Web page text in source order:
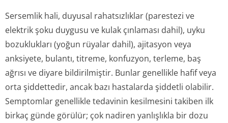
Sersemlik hali, duyusal rahatsızlıklar (parestezi ve
elektrik şoku duygusu ve kulak çınlaması dahil), uyku
bozuklukları (yoğun rüyalar dahil), ajitasyon veya
anksiyete, bulantı, titreme, konfuzyon, terleme, baş
ağrısı ve diyare bildirilmiştir. Bunlar genellikle hafif veya
orta şiddettedir, ancak bazı hastalarda şiddetli olabilir.
Semptomlar genellikle tedavinin kesilmesini takiben ilk
birkaç günde görülür; çok nadiren yanlışlıkla bir dozu